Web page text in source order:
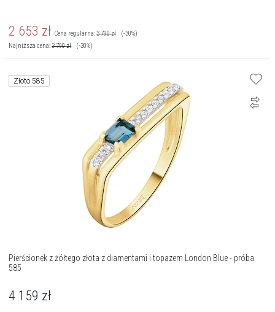
2 653 zł Cena regularna:3 790zł
(-30%)
Najniższa cena:3 790zł (-30%)
Złoto 585
Pierścionek z żółtego złota z diamentami i topazem London Blue - próba
585
4 159 zł